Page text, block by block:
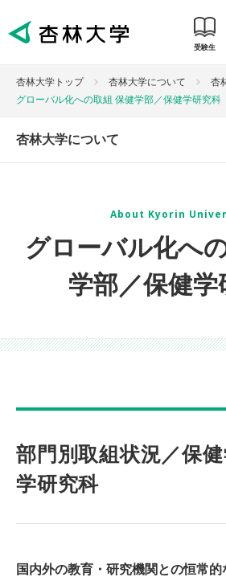
受験生
杏林大学トップ 杏林大学について
杏
グローバル化への取組 保健学部／保健学研究科
杏林大学について
About Kyorin
グローバル化へ
学部／保健学
部門別取組状況／保
学研究科
国内外の教育・研究機関との恒常